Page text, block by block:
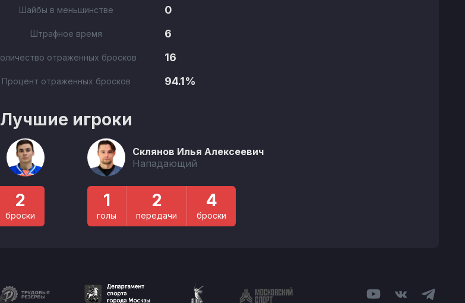
Шайбы в меньшинстве
0
Штрафное время
6
отраженных бросков
16
Процент отраженных бросков 94.1%
Лучшие игроки
2
броски
Склянов Илья Алексеевич
Нападающий
1
голы
2
передачи
4
броски